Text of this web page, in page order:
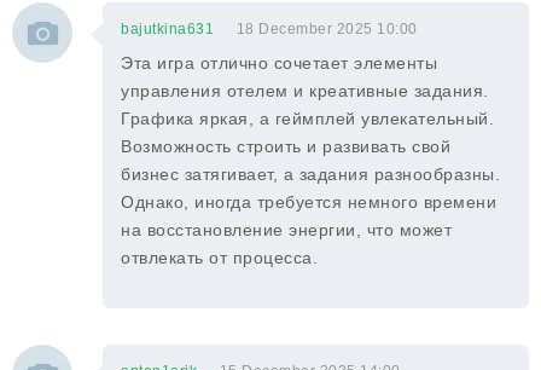
bajutkina631 18 December 2025 10:00
Эта игра отлично сочетает элементы
управления отелем и креативные задания.
Графика яркая, а геймплей увлекательный.
Возможность строить и развивать свой
бизнес затягивает, а задания разнообразны.
Однако, иногда требуется немного времени
на восстановление энергии, что может
отвлекать от процесса.